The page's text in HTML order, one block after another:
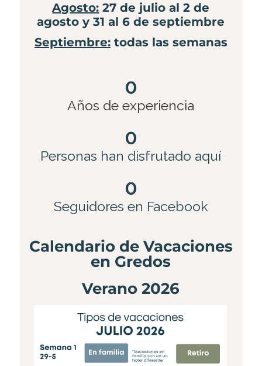
Agosto: 27 de julio al 2 de
agosto y 31 al 6 de septiembre
Septiembre:todas las semanas
Años de experiencia
0
Personas han disfrutado aquí
0
Seguidores en Facebook
0
Calendario de Vacaciones
en Gredos
Verano 2026